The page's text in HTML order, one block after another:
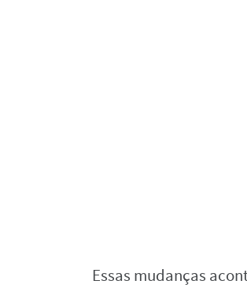
Essas mudanças